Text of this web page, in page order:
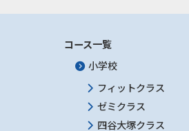
コース一覧
小学校
フィットクラス
ゼミクラス
四谷大塚クラス